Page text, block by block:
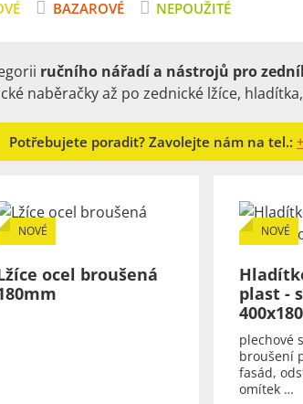
BAZAROVÉ NEPOUŽITÉ
ručního nářadí a nástrojů pro
naběračky až po zednické lžíce,
Potřebujete poradit? Zavolejte nám na tel.:
NOVÉ
ocel broušená
NOVÉ
plast -
plechové
broušení
fasád,
omítek …